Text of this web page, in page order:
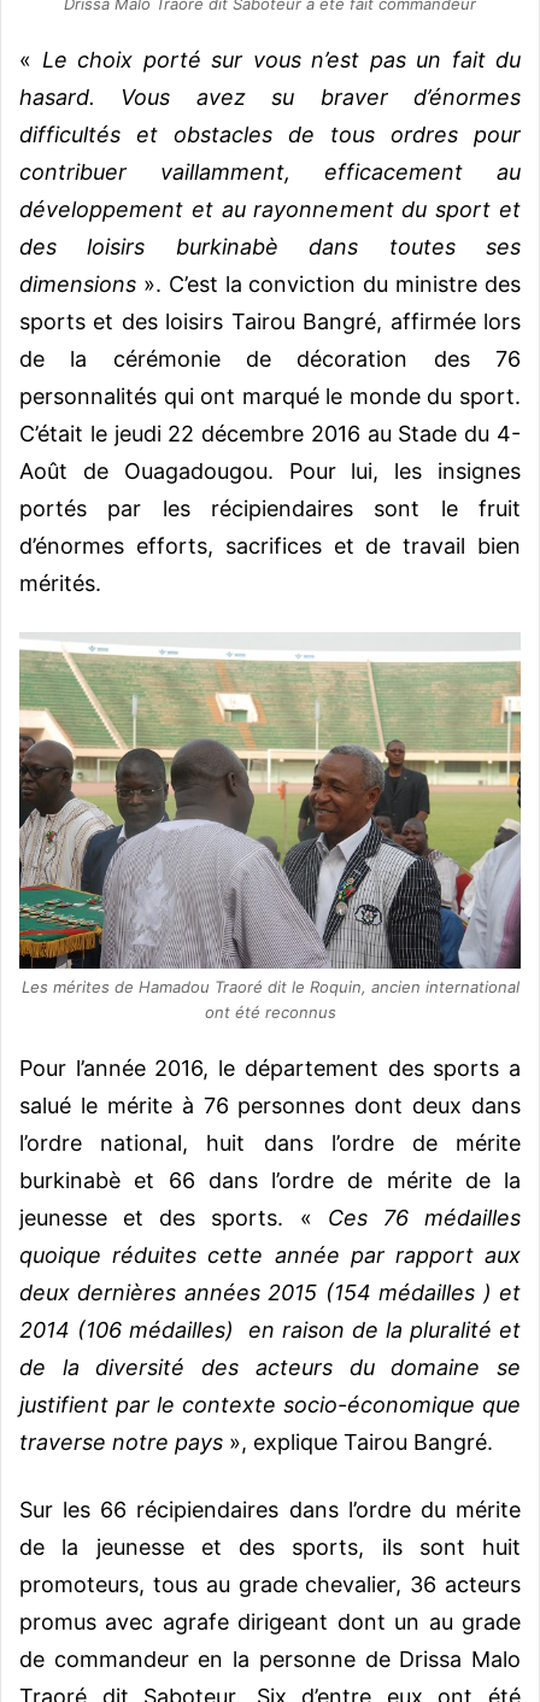
« Le choix porté sur vous n’est pas un fait du
hasard. Vous avez su braver d’énormes
difficultés et obstacles de tous ordres pour
contribuer vaillamment, efficacement au
développement et au rayonnement du sport et
des loisirs burkinabè dans toutes ses
dimensions ». C’est la conviction du ministre des
sports et des loisirs Tairou Bangré, affirmée lors
de la cérémonie de décoration des 76
personnalités qui ont marqué le monde du sport.
C’était le jeudi 22 décembre 2016 au Stade du 4-
Août de Ouagadougou. Pour lui, les insignes
portés par les récipiendaires sont le fruit
d’énormes efforts, sacrifices et de travail bien
mérités.
Les mérites de Hamadou Traoré dit le Roquin, ancien international
ont été reconnus
Pour l’année 2016, le département des sports a
salué le mérite à 76 personnes dont deux dans
l’ordre national, huit dans l’ordre de mérite
burkinabè et 66 dans l’ordre de mérite de la
jeunesse et des sports. « Ces 76 médailles
quoique réduites cette année par rapport aux
deux dernières années 2015 (154 médailles ) et
2014 (106 médailles) en raison de la pluralité et
de la diversité des acteurs du domaine se
justifient par le contexte socio-économique que
traverse notre pays », explique Tairou Bangré.
Sur les 66 récipiendaires dans l’ordre du mérite
de la jeunesse et des sports, ils sont huit
promoteurs, tous au grade chevalier, 36 acteurs
promus avec agrafe dirigeant dont un au grade
de commandeur en la personne de Drissa Malo
Traoré dit Saboteur. Six d’entre eux ont été